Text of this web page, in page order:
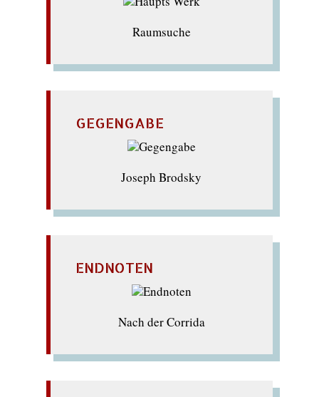
Raumsuche
GEGENGABE
Joseph Brodsky
ENDNOTEN
Nach der Corrida